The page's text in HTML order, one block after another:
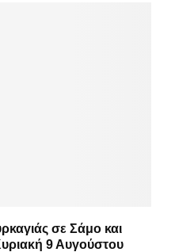
σε Σάμο και
9 Αυγούστου